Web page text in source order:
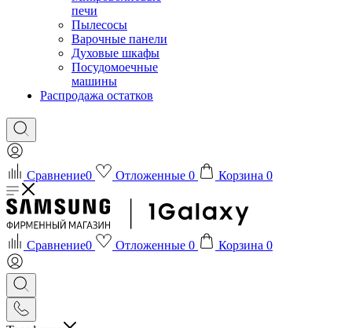
печи
Пылесосы
Варочные панели
Духовые шкафы
Посудомоечные
машины
Распродажа остатков
Сравнение0 Отложенные 0 Корзина 0
Сравнение0 Отложенные 0 Корзина 0